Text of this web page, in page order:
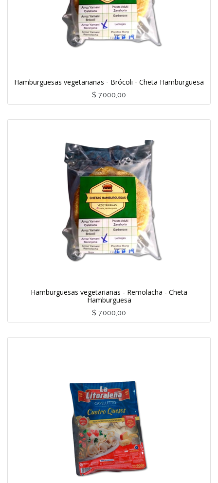
Hamburguesas vegetarianas - Brócoli - Cheta Hamburguesa
$ 7.000,00
Hamburguesas vegetarianas - Remolacha - Cheta
Hamburguesa
$ 7.000,00